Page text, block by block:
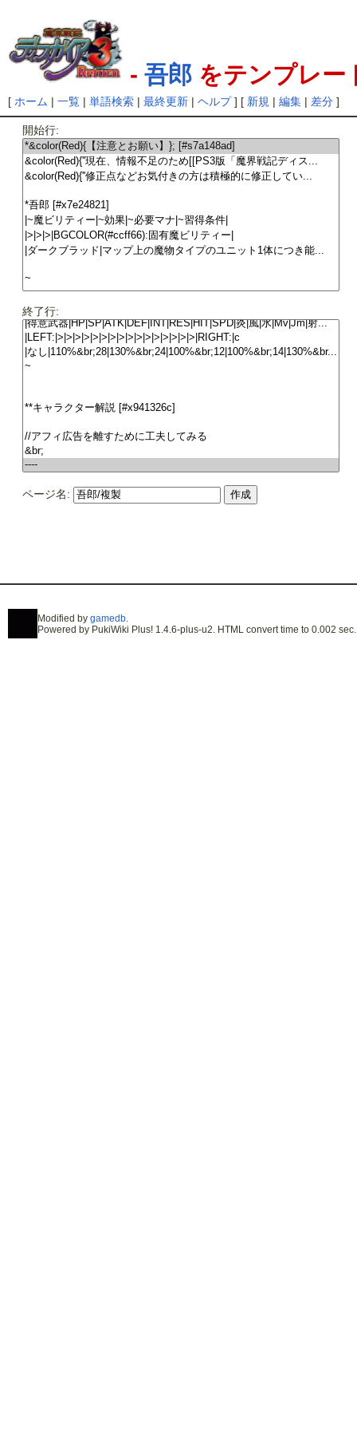
- 吾郎をテンプレー
[ ホーム | 一覧| 単語検索| 最終更新| ヘルプ] [ 新規 | 編集| 差分]
開始行:
終了行:
ページ名:
Modified by gamedb.
Powered by PukiWiki Plus! 1.4.6-plus-u2. HTML convert time to 0.002 sec.